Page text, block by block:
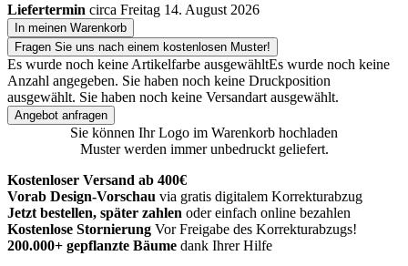
Liefertermin circa Freitag 14. August 2026
In meinen Warenkorb
Fragen Sie uns nach einem kostenlosen Muster!
Es wurde noch keine Artikelfarbe ausgewähltEs wurde noch keine
Anzahl angegeben. Sie haben noch keine Druckposition
ausgewählt. Sie haben noch keine Versandart ausgewählt.
Angebot anfragen
Sie können Ihr Logo im Warenkorb hochladen
Muster werden immer unbedruckt geliefert.
Kostenloser Versand ab 400€
Vorab Design-Vorschau via gratis digitalem Korrekturabzug
Jetzt bestellen, später zahlen oder einfach online bezahlen
Kostenlose Stornierung Vor Freigabe des Korrekturabzugs!
200.000+ gepflanzte Bäume dank Ihrer Hilfe